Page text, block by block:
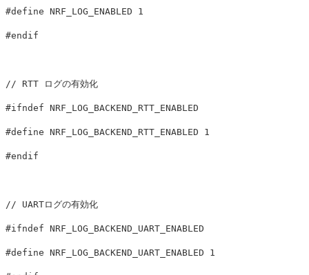
#define NRF_LOG_ENABLED 1
// RTT ログの有効化
#ifndef NRF_LOG_BACKEND_RTT_ENABLED
#define NRF_LOG_BACKEND_RTT_ENABLED 1
// UARTログの有効化
#ifndef NRF_LOG_BACKEND_UART_ENABLED
#define NRF_LOG_BACKEND_UART_ENABLED 1